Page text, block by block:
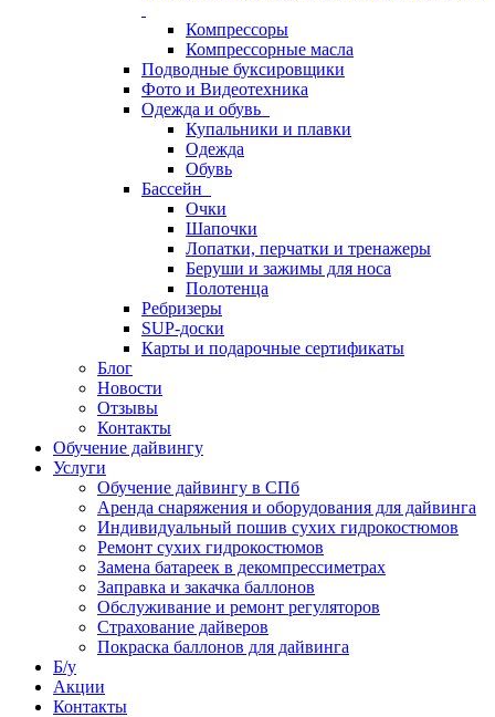
Компрессоры
Компрессорные масла
Подводные буксировщики
Фото и Видеотехника
Одежда и обувь
Купальники и плавки
Одежда
Обувь
Бассейн
Очки
Шапочки
Лопатки, перчатки и тренажеры
Беруши и зажимы для носа
Полотенца
Ребризеры
SUP-доски
Карты и подарочные сертификаты
Блог
Новости
Отзывы
Контакты
Обучение дайвингу
Услуги
Обучение дайвингу в СПб
Аренда снаряжения и оборудования для дайвинга
Индивидуальный пошив сухих гидрокостюмов
Ремонт сухих гидрокостюмов
Замена батареек в декомпрессиметрах
Заправка и закачка баллонов
Обслуживание и ремонт регуляторов
Страхование дайверов
Покраска баллонов для дайвинга
Б/у
Акции
Контакты